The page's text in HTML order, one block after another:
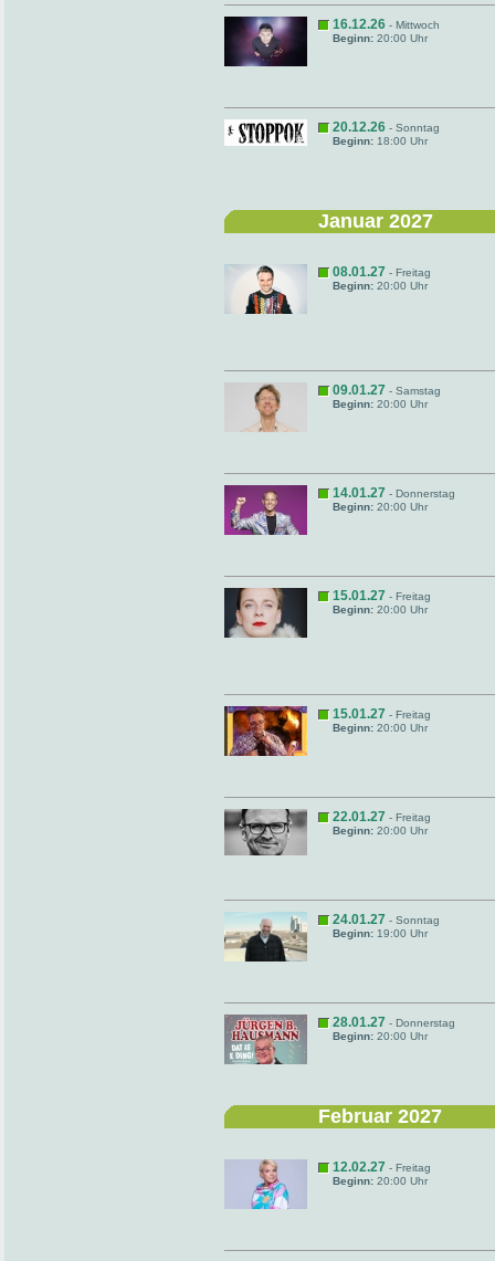
16.12.26 - Mittwoch
Beginn: 20:00 Uhr
20.12.26 - Sonntag
Beginn: 18:00 Uhr
Januar 2027
08.01.27 - Freitag
Beginn: 20:00 Uhr
09.01.27 - Samstag
Beginn: 20:00 Uhr
14.01.27 - Donnerstag
Beginn: 20:00 Uhr
15.01.27 - Freitag
Beginn: 20:00 Uhr
15.01.27 - Freitag
Beginn: 20:00 Uhr
22.01.27 - Freitag
Beginn: 20:00 Uhr
24.01.27 - Sonntag
Beginn: 19:00 Uhr
28.01.27 - Donnerstag
Beginn: 20:00 Uhr
Februar 2027
12.02.27 - Freitag
Beginn: 20:00 Uhr